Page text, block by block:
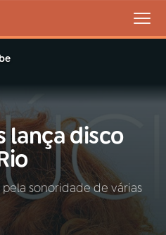
lança disco
sonoridade de várias